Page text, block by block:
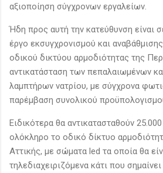
αξιοποίηση σύγχρονων εργαλείων.
Ήδη προς αυτή την κατεύθυνση είναι
έργο εκσυγχρονισμού και
οδικού δικτύου αρμοδιότητας της
αντικατάσταση των πεπαλαιωμένων
λαμπτήρων νατρίου, με σύγχρονα
παρέμβαση συνολικού
Ειδικότερα θα αντικατασταθούν
ολόκληρο το οδικό δίκτυο
Αττικής, με σώματα led τα οποία θα
τηλεδιαχειριζόμενα κάτι που